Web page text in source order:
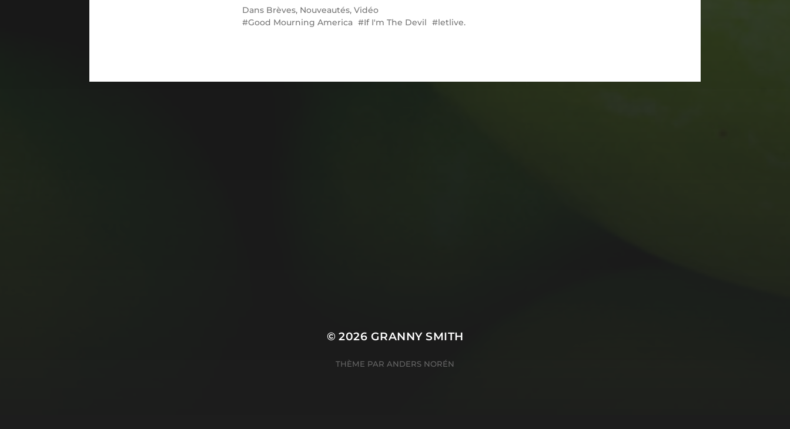
Dans Brèves, Nouveautés, Vidéo
Good Mourning America
If I'm The Devil letlive.
© 2026 GRANNY SMITH
THÈME PAR ANDERS NORÉN